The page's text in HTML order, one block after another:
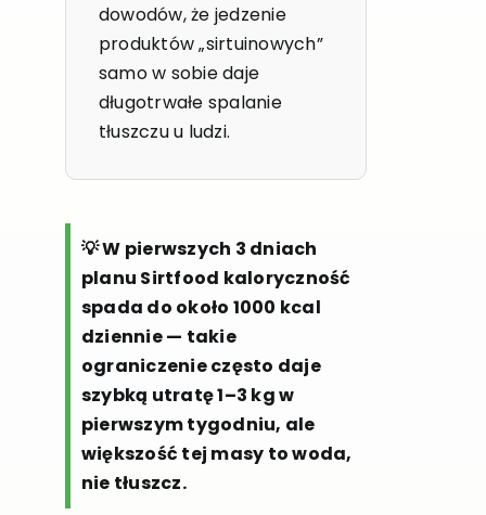
dowodów, że jedzenie
produktów „sirtuinowych”
samo w sobie daje
długotrwałe spalanie
tłuszczu u ludzi.
💡 W pierwszych 3 dniach
planu Sirtfood kaloryczność
spada do około 1000 kcal
dziennie — takie
ograniczenie często daje
szybką utratę 1–3 kg w
pierwszym tygodniu, ale
większość tej masy to woda,
nie tłuszcz.